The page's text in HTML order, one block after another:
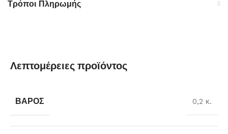
Τρόποι Πληρωμής
Λεπτομέρειες προϊόντος
ΒΆΡΟΣ 0,2 κ.